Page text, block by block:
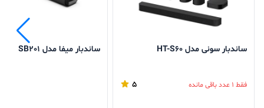
ساندبار سونی مدل HT-S60
فقط 1 عدد باقی مانده 5
ساندبار میفا مدل SB201